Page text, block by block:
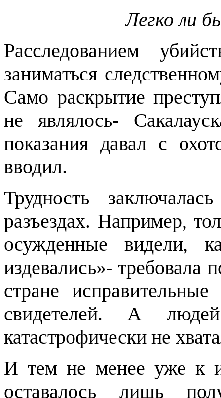
Легко ли
Расследованием
заниматься
Само раскрытие
не являлось-
показания давал с
вводил.
Трудность
разъездах. Например,
осужденные видели,
издевались»- требовала
стране
свидетелей. А
катастрофически не
И тем не менее уже к
оставалось лишь